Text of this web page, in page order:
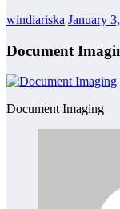
windiariska January
Document
Document Imaging